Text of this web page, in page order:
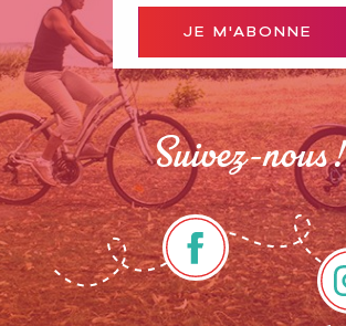
JE M'ABONNE
Suivez-nous !